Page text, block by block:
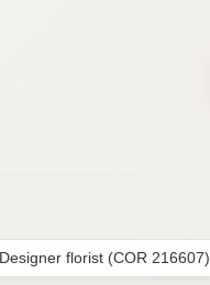
Designer florist (COR 216607)